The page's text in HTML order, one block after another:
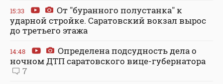
15:33
От "буранного полустанка" к
ударной стройке. Саратовский вокзал вырос
до третьего этажа
14:48
Определена подсудность дела о
ночном ДТП саратовского вице-губернатора
7